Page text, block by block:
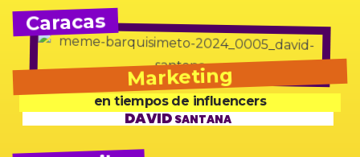
Caracas
Marketing
en tiempos de influencers
DAVIDSANTANA